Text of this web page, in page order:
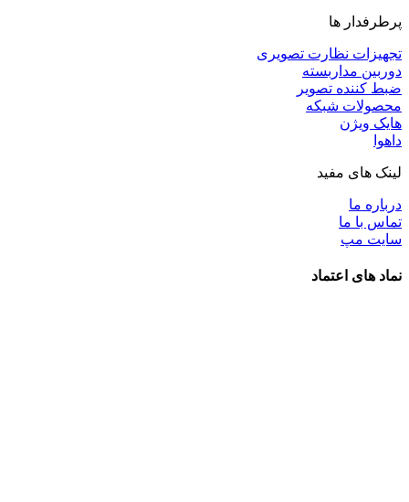
پرطرفدار ها
تجهیزات نظارت تصویری
دوربین مداربسته
ضبط کننده تصویر
محصولات شبکه
هایک ویژن
داهوا
لینک های مفید
درباره ما
تماس با ما
سایت مپ
نماد های اعتماد